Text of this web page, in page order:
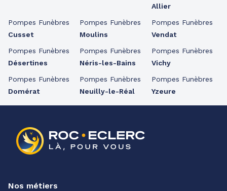
Pompes Funèbres
Cusset
Pompes Funèbres
Désertines
Pompes Funèbres
Domérat
Pompes Funèbres
Moulins
Pompes Funèbres
Néris-les-Bains
Pompes Funèbres
Neuilly-le-Réal
Allier
Pompes Funèbres
Vendat
Pompes Funèbres
Vichy
Pompes Funèbres
Yzeure
Nos métiers